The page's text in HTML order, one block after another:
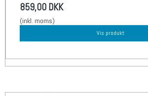
859,00 DKK
(inkl. moms)
Vis produkt